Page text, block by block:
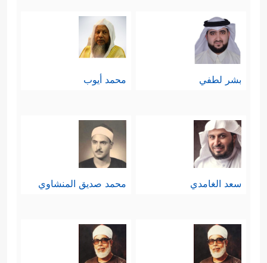
بشر لطفي محمد أيوب
سعد الغامدي محمد صديق المنشاوي